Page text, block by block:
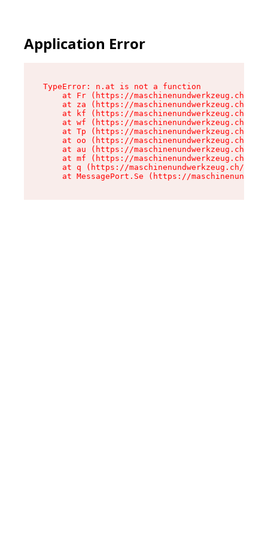
Application Error
TypeError: n.at is not a function
at Fr (https://maschinenundwerkzeug.ch/
at za (https://maschinenundwerkzeug.ch/
at kf (https://maschinenundwerkzeug.ch/
at wf (https://maschinenundwerkzeug.ch/
at Tp (https://maschinenundwerkzeug.ch/
at oo (https://maschinenundwerkzeug.ch/
at au (https://maschinenundwerkzeug.ch/
at mf (https://maschinenundwerkzeug.ch/
at q (https://maschinenundwerkzeug.ch/
at MessagePort.Se (https://